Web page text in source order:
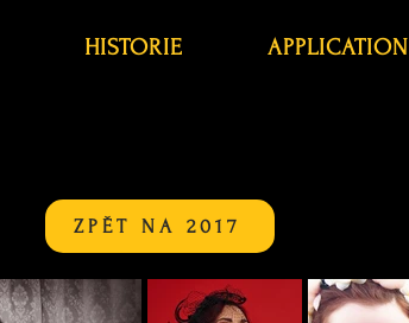
HISTORIE APPLICATION
ZPĚT NA 2017